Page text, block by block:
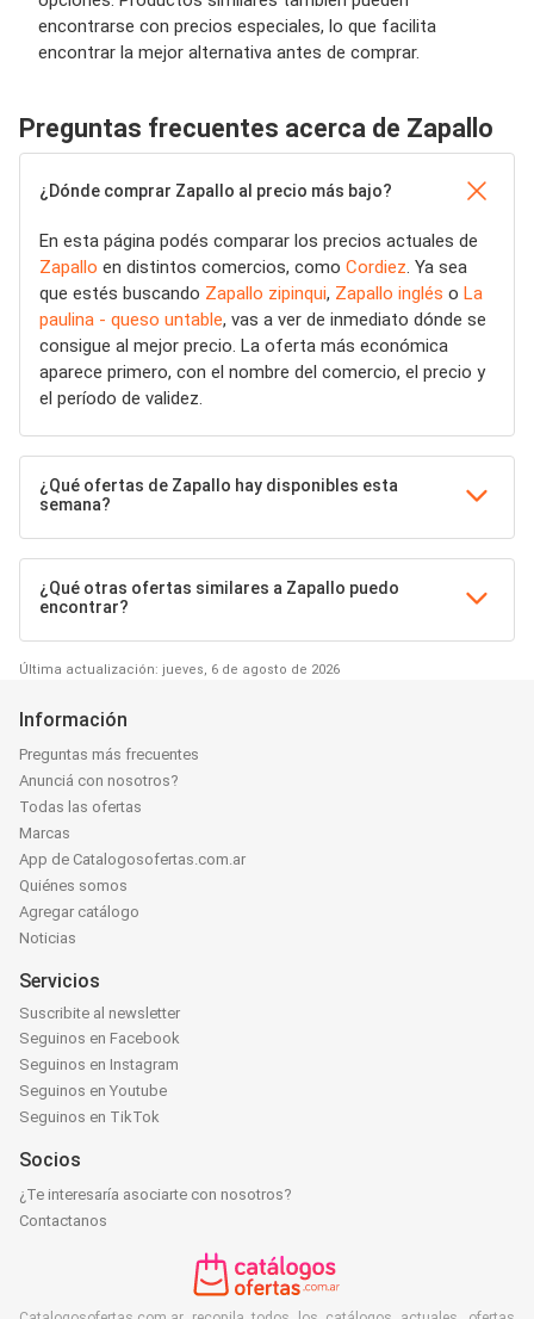
encontrarse con precios especiales, lo que facilita
encontrar la mejor alternativa antes de comprar.
Preguntas frecuentes acerca de Zapallo
¿Dónde comprar Zapallo al precio más bajo?
En esta página podés comparar los precios actuales de
Zapallo en distintos comercios, como Cordiez . Ya sea
que estés buscando Zapallo zipinqui, Zapallo inglés o La
paulina - queso untable, vas a ver de inmediato dónde se
consigue al mejor precio. La oferta más económica
aparece primero, con el nombre del comercio, el precio y
el período de validez.
¿Qué ofertas de Zapallo hay disponibles esta
semana?
¿Qué otras ofertas similares a Zapallo puedo
encontrar?
Última actualización: jueves, 6 de agosto de 2026
Información
Preguntas más frecuentes
Anunciá con nosotros?
Todas las ofertas
Marcas
App de Catalogosofertas.com.ar
Quiénes somos
Agregar catálogo
Noticias
Servicios
Suscribite al newsletter
Seguinos en Facebook
Seguinos en Instagram
Seguinos en Youtube
Seguinos en TikTok
Socios
¿Te interesaría asociarte con nosotros?
Contactanos